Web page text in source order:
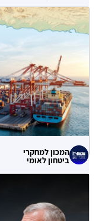
לא רק הנזק
הסייבר נגד
המכון למחקרי
ביטחון לאומי
04.08.2026